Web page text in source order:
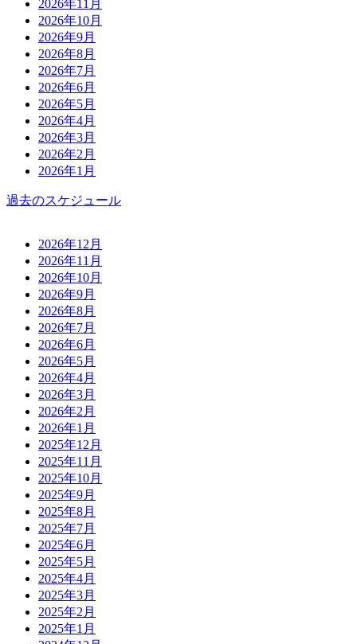
2026年11月
2026年10月
2026年9月
2026年8月
2026年7月
2026年6月
2026年5月
2026年4月
2026年3月
2026年2月
2026年1月
過去のスケジュール
2026年12月
2026年11月
2026年10月
2026年9月
2026年8月
2026年7月
2026年6月
2026年5月
2026年4月
2026年3月
2026年2月
2026年1月
2025年12月
2025年11月
2025年10月
2025年9月
2025年8月
2025年7月
2025年6月
2025年5月
2025年4月
2025年3月
2025年2月
2025年1月